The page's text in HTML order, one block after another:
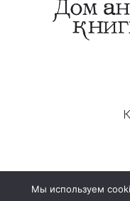
125009, г.
Мы используем